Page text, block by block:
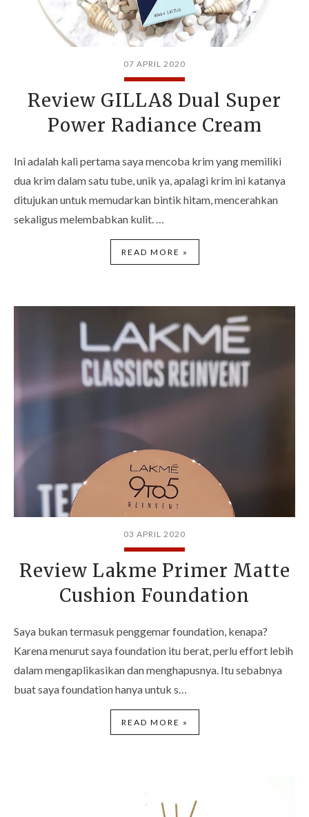
07 APRIL 2020
Review GILLA8 Dual Super
Power Radiance Cream
Ini adalah kali pertama saya mencoba krim yang memiliki
dua krim dalam satu tube, unik ya, apalagi krim ini katanya
ditujukan untuk memudarkan bintik hitam, mencerahkan
sekaligus melembabkan kulit. …
READ MORE »
03 APRIL 2020
Review Lakme Primer Matte
Cushion Foundation
Saya bukan termasuk penggemar foundation, kenapa?
Karena menurut saya foundation itu berat, perlu effort lebih
dalam mengaplikasikan dan menghapusnya. Itu sebabnya
buat saya foundation hanya untuk s…
READ MORE »